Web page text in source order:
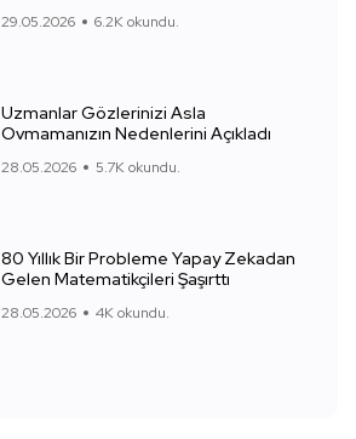
29.05.2026 6.2K okundu.
Uzmanlar Gözlerinizi Asla
Ovmamanızın Nedenlerini Açıkladı
28.05.2026 5.7K okundu.
80 Yıllık Bir Probleme Yapay Zekadan
Gelen Matematikçileri Şaşırttı
28.05.2026 4K okundu.